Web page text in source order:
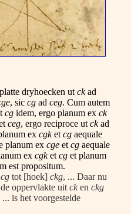
dryhoecken ut ckad
, sic cg ad ceg. Cum autem
cg idem, ergo planum ex ck
ceg, ergo reciproce ut ckad
ex cgket cg aequale
planum ex cge et cg aequale
ex cgket cg et planum
est propositum.
cg tot [hoek] ckg, ... Daar nu
oppervlakte uit cken ckg
... is het voorgestelde